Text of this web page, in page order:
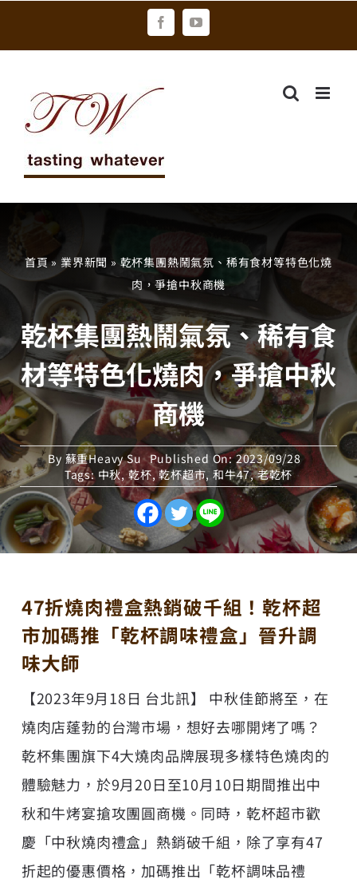
FacebookYouTube
首頁» 業界新聞 »乾杯集團熱鬧氣氛、稀有食材等特色化燒
肉，爭搶中秋商機
乾杯集團熱鬧氣氛、稀有食
材等特色化燒肉，爭搶中秋
商機
By 蘇重Heavy Su Published On: 2023/09/28
Tags: 中秋,乾杯,乾杯超市, 和牛47,老乾杯
47折燒肉禮盒熱銷破千組！乾杯超
市加碼推「乾杯調味禮盒」晉升調
味大師
【2023年9月18日 台北訊】 中秋佳節將至，在
燒肉店蓬勃的台灣市場，想好去哪開烤了嗎？
乾杯集團旗下4大燒肉品牌展現多樣特色燒肉的
體驗魅力，於9月20日至10月10日期間推出中
秋和牛烤宴搶攻團圓商機。同時，乾杯超市歡
慶「中秋燒肉禮盒」熱銷破千組，除了享有47
折起的優惠價格，加碼推出「乾杯調味品禮